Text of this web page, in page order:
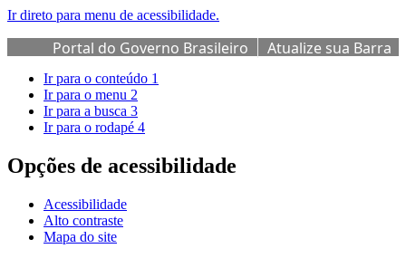
Ir direto para menu de acessibilidade.
Portal do Governo Brasileiro
Atualize sua Barra
de Governo
Ir para o conteúdo 1
Ir para o menu 2
Ir para a busca 3
Ir para o rodapé 4
Opções de acessibilidade
Acessibilidade
Alto contraste
Mapa do site